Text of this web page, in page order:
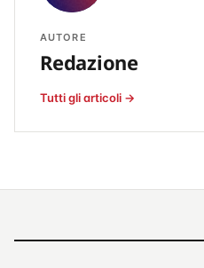
AUTORE
Redazione
Tutti gli articoli →